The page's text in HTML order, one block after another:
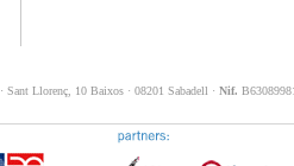
· Sant Llorenç, 10 Baixos · 08201 Sabadell · Nif.